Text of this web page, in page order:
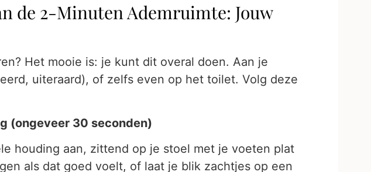
de 2-Minuten Ademruimte: Jouw
Het mooie is: je kunt dit overal doen. Aan je
uiteraard), of zelfs even op het toilet. Volg deze
(ongeveer 30 seconden)
houding aan, zittend op je stoel met je voeten plat
als dat goed voelt, of laat je blik zachtjes op een